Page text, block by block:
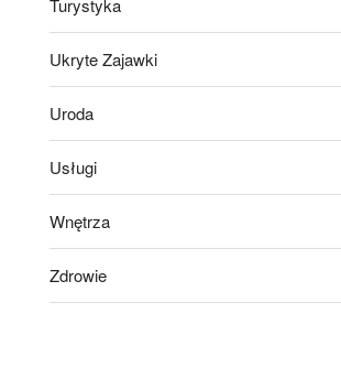
Ukryte Zajawki
Uroda
Usługi
Wnętrza
Zdrowie